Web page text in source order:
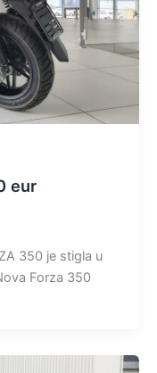
eur
350 je stigla u
Forza 350